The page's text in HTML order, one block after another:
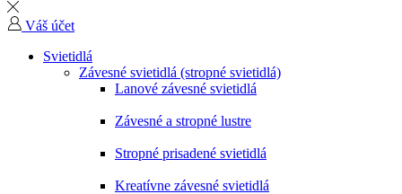
Váš účet
Svietidlá
Závesné svietidlá (stropné svietidlá)
Lanové závesné svietidlá
Závesné a stropné lustre
Stropné prisadené svietidlá
Kreatívne závesné svietidlá